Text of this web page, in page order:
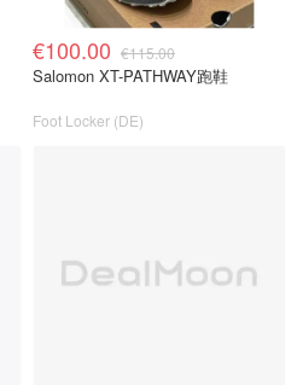
€100.00 €115.00
Salomon XT-PATHWAY跑鞋
Foot Locker (DE)